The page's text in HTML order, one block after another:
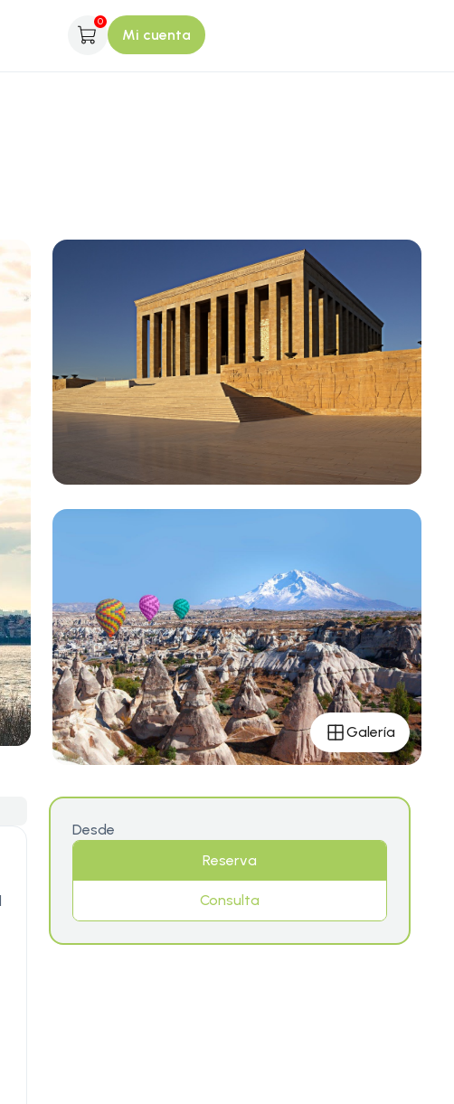
0
Mi cuenta
Galería
Desde
Reserva
Consulta